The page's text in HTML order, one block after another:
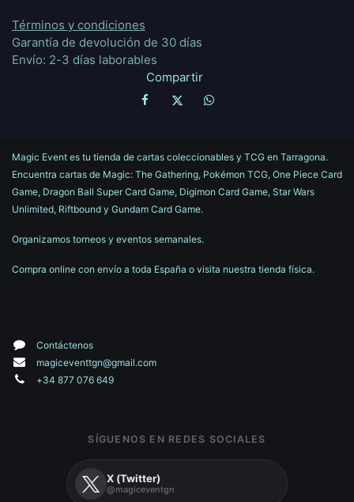
Términos y condiciones
Garantía de devolución de 30 días
Envío: 2-3 días laborables
Compartir
Magic Event es tu tienda de cartas coleccionables y TCG en Tarragona.
Encuentra cartas de Magic: The Gathering, Pokémon TCG, One Piece Card
Game, Dragon Ball Super Card Game, Digimon Card Game, Star Wars
Unlimited, Riftbound y Gundam Card Game.
Organizamos torneos y eventos semanales.
Compra online con envío a toda España o visita nuestra tienda física.
Contáctenos
magiceventtgn@gmail.com
+34 877 076 649
SÍGUENOS EN REDES SOCIALES
X (Twitter)
@magiceventgn